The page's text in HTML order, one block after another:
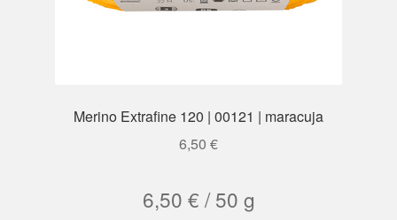
Merino Extrafine 120 | 00121 | maracuja
6,50 €
6,50 € /50 g